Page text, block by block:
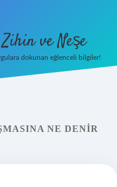
Zihin ve Neşe
dokunan eğlenceli bilgiler!
NE DENIR